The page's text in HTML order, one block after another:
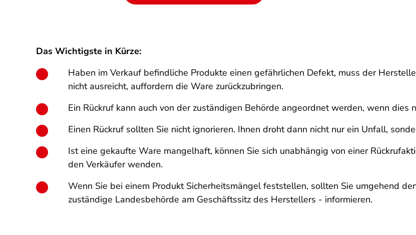
Das Wichtigste in Kürze:
Haben im Verkauf befindliche Produkte einen gefährlichen Defekt, muss der
nicht ausreicht, auffordern die Ware zurückzubringen.
Ein Rückruf kann auch von der zuständigen Behörde angeordnet werden, wenn dies
Einen Rückruf sollten Sie nicht ignorieren. Ihnen droht dann nicht nur ein Unfall,
Ist eine gekaufte Ware mangelhaft, können Sie sich unabhängig von einer
den Verkäufer wenden.
Wenn Sie bei einem Produkt Sicherheitsmängel feststellen, sollten Sie umgehend
zuständige Landesbehörde am Geschäftssitz des Herstellers - informieren.